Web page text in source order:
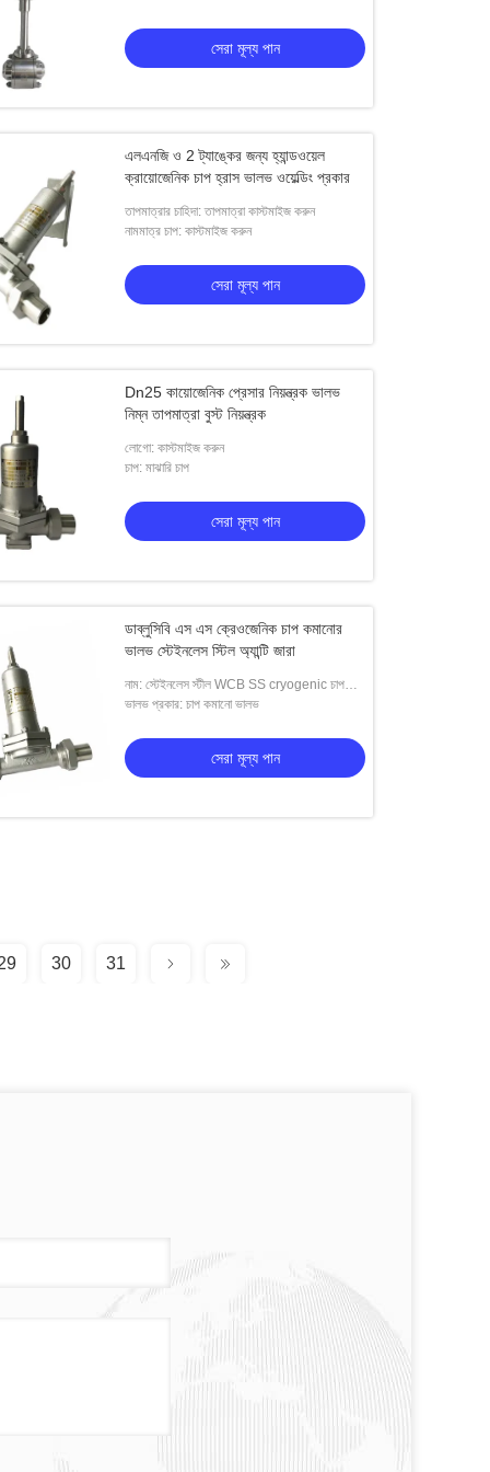
সেরা মূল্য পান সেরা মূল্য পান
সেরা মূল্য পান
এলএনজি ও 2 ট্যাঙ্কের জন্য হ্যান্ডওয়েল
ক্রায়োজেনিক চাপ হ্রাস ভালভ ওয়েল্ডিং প্রকার
তাপমাত্রার চাহিদা: তাপমাত্রা কাস্টমাইজ করুন
নামমাত্র চাপ: কাস্টমাইজ করুন
সেরা মূল্য পান
Dn25 কায়োজেনিক প্রেসার নিয়ন্ত্রক ভালভ
নিম্ন তাপমাত্রা বুস্ট নিয়ন্ত্রক
লোগো: কাস্টমাইজ করুন
চাপ: মাঝারি চাপ
সেরা মূল্য পান
ডাব্লুসিবি এস এস ক্রেওজেনিক চাপ কমানোর
ভালভ স্টেইনলেস স্টিল অ্যান্টি জারা
নাম: স্টেইনলেস স্টীল WCB SS cryogenic চাপ
হ্রাস ভালভ
ভালভ প্রকার: চাপ কমানো ভালভ
সেরা মূল্য পান
30 31